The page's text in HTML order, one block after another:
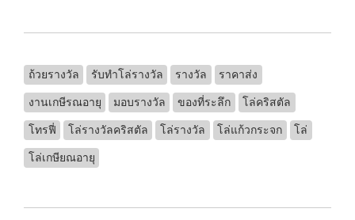
ถ้วยรางวัล รับทําโล่รางวัล รางวัล
ราคาส่ง
งานเกษีรณอายุ
มอบรางวัล ของที่ระลึก
โล่คริสตัล
โทรฟี่
โล่รางวัลคริสตัล โล่รางวัล โล่แก้วกระจก
โล่
โล่เกษียณอายุ